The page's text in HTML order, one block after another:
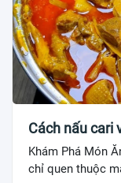
Cách nấu cari
Khám Phá Món
chỉ quen thuộc